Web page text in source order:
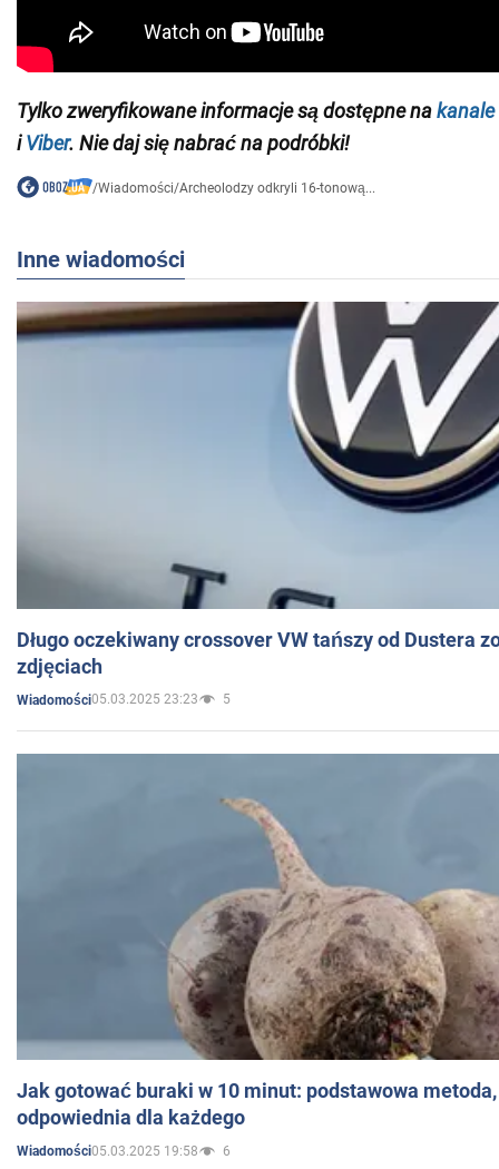
Tylko zweryfikowane informacje są dostępne nakanale
iViber. Nie daj się nabrać na podróbki!
/Wiadomości/Archeolodzy odkryli 16-tonową...
Inne wiadomości
Długo oczekiwany crossover VW tańszy od Dustera
zdjęciach
Wiadomości05.03.2025 23:23 5
Jak gotować buraki w 10 minut: podstawowa
odpowiednia dla każdego
Wiadomości05.03.2025 19:58 6